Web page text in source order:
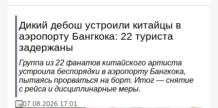
Дикий дебош устроили китайцы в
аэропорту Бангкока: 22 туриста
задержаны
Группа из 22 фанатов китайского артиста
устроила беспорядки в аэропорту Бангкока,
пытаясь прорваться на борт. Итог — снятие
с рейса и дисциплинарные меры.
07.08.2026 17:01